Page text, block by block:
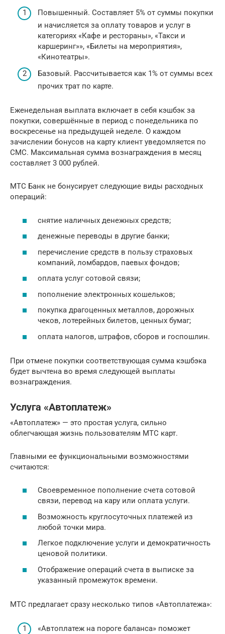
Повышенный. Составляет 5% от суммы покупки
и начисляется за оплату товаров и услуг в
категориях «Кафе и рестораны», «Такси и
каршеринг»», «Билеты на мероприятия»,
«Кинотеатры».
Базовый. Рассчитывается как 1% от суммы всех
прочих трат по карте.
Еженедельная выплата включает в себя кэшбэк за
покупки, совершённые в период с понедельника по
воскресенье на предыдущей неделе. О каждом
зачислении бонусов на карту клиент уведомляется по
СМС. Максимальная сумма вознаграждения в месяц
составляет 3 000 рублей.
МТС Банк не бонусирует следующие виды расходных
операций:
снятие наличных денежных средств;
денежные переводы в другие банки;
перечисление средств в пользу страховых
компаний, ломбардов, паевых фондов;
оплата услуг сотовой связи;
пополнение электронных кошельков;
покупка драгоценных металлов, дорожных
чеков, лотерейных билетов, ценных бумаг;
оплата налогов, штрафов, сборов и госпошлин.
При отмене покупки соответствующая сумма кэшбэка
будет вычтена во время следующей выплаты
вознаграждения.
Услуга «Автоплатеж»
«Автоплатеж» — это простая услуга, сильно
облегчающая жизнь пользователям МТС карт.
Главными ее функциональными возможностями
считаются:
Своевременное пополнение счета сотовой
связи, перевод на кару или оплата услуги.
Возможность круглосуточных платежей из
любой точки мира.
Легкое подключение услуги и демократичность
ценовой политики.
Отображение операций счета в выписке за
указанный промежуток времени.
МТС предлагает сразу несколько типов «Автоплатежа»:
«Автоплатеж на пороге баланса» поможет